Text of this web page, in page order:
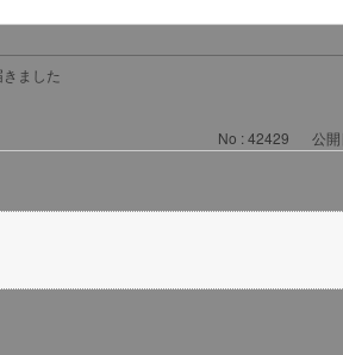
ました
No : 42429 公